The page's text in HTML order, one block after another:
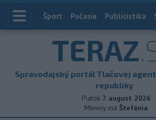
Index
Šport Počasie Publicistika
TERAZ
Spravodajský portál Tlačovej
republiky
Piatok 7. august 2026
Meniny má Štefánia